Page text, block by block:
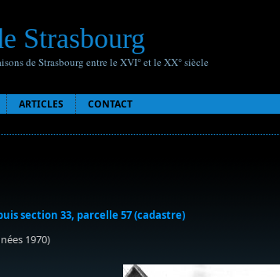
Strasbourg
de Strasbourg entre le XVI° et le XX° siècle
ARTICLES CONTACT
section 33, parcelle 57 (cadastre)
1970)